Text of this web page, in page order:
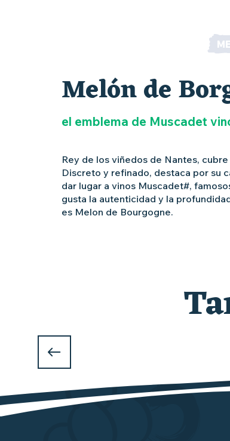
Melón
de
Borgoña
Melón de
el emblema de Muscadet
Rey de los viñedos de Nantes,
Discreto y refinado, destaca por su
dar lugar a vinos Muscadet#,
gusta la autenticidad y la
es Melon de Bourgogne.